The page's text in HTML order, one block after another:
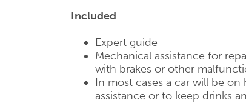
Included
Expert guide
Mechanical assistance for
with brakes or other
In most cases a car will be
assistance or to keep drinks